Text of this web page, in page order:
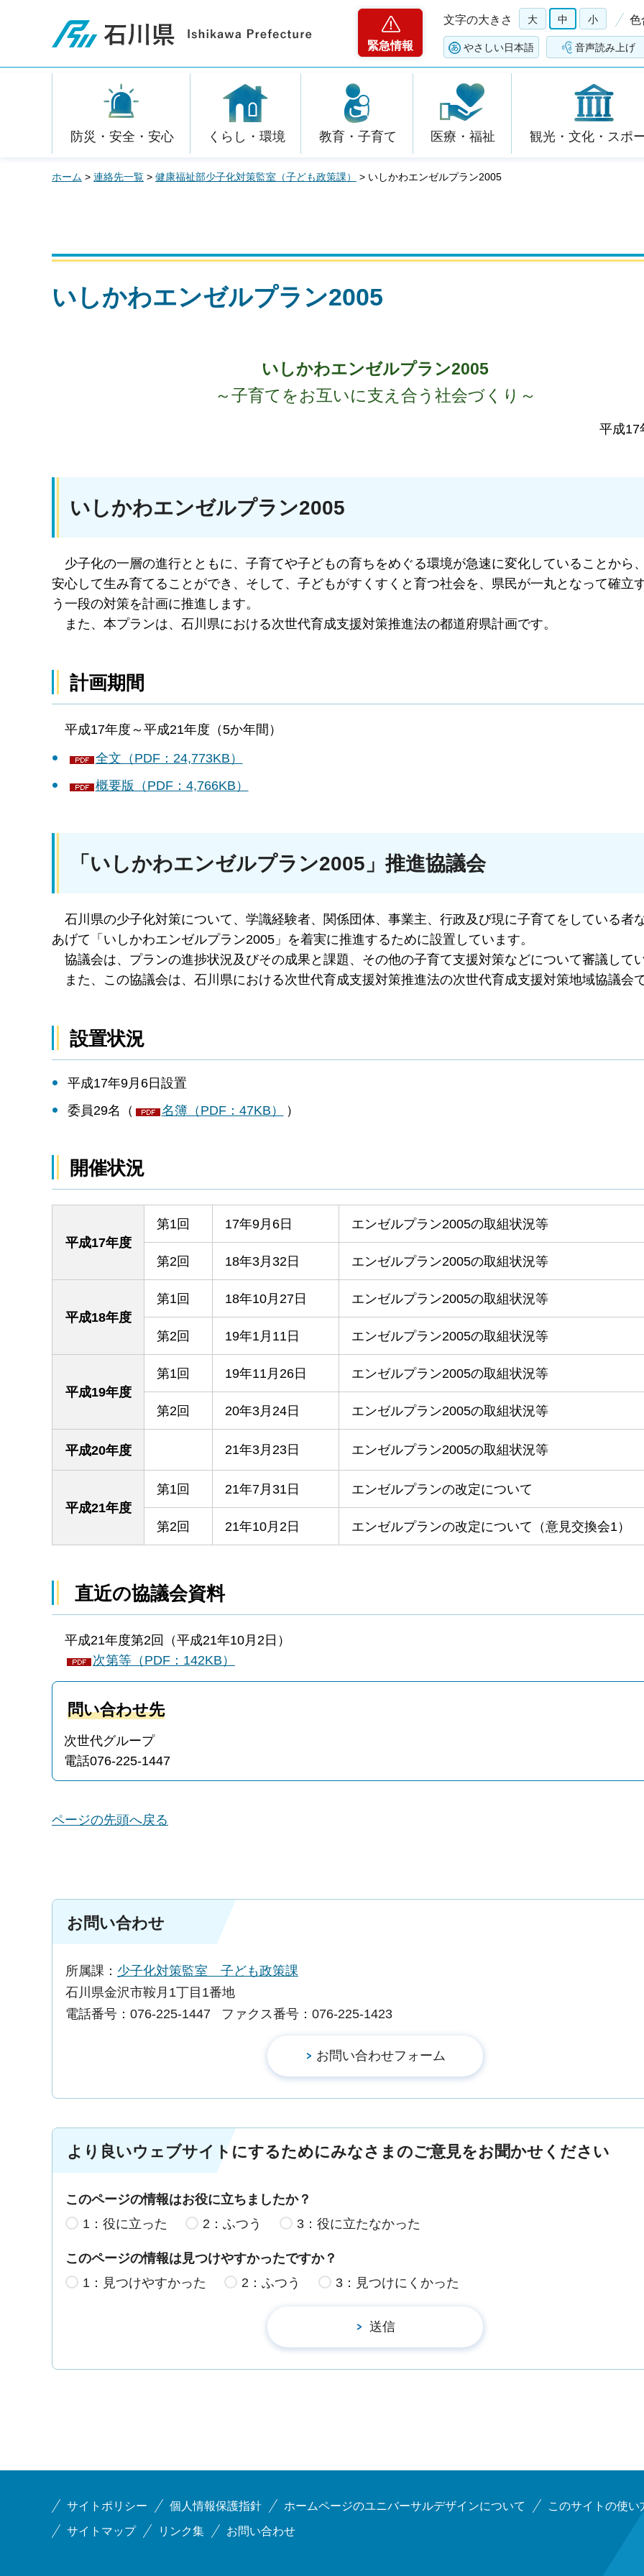
石川県
緊急情報
文字の大きさ 大 中 小 色
やさしい日本語 音声読み上げ
防災・安全・安心 くらし・環境 教育・子育て 医療・福祉 観光・文化・スポ
ホーム > 連絡先一覧 > 健康福祉部少子化対策監室（子ども政策課） > いしかわエンゼルプラン2005
いしかわエンゼルプラン2005
いしかわエンゼルプラン2005
～子育てをお互いに支え合う社会づくり～
平成17
いしかわエンゼルプラン2005
少子化の一層の進行とともに、子育てや子どもの育ちをめぐる環境が急速に変化していることから
安心して生み育てることができ、そして、子どもがすくすくと育つ社会を、県民が一丸となって確立
う一段の対策を計画に推進します。
ま た、本プランは、石川県における次世代育成支援対策推進法の都道府県計画です。
計画期間
平成17年度～平成21年度（5か年間）
全文（PDF：24,773KB）
概要版（PDF：4,766KB）
「いしかわエンゼルプラン2005」推進協議会
石川県の少子化対策について、学識経験者、関係団体、事業主、行政及び現に子育てをしている者
あげて「いしかわエンゼルプラン2005」を着実に推進するために設置しています。
協議会は、プランの進捗状況及びその成果と課題、その他の子育て支援対策などについて審議して
ま た、この協議会は、石川県における次世代育成支援対策推進法の次世代育成支援対策地域協議会
設置状況
平成17年9月6日設置
委員29名（
名簿（PDF：47KB） ）
開催状況
平成17年度
第1回 17年9月6日 エンゼルプラン2005の取組状況等
第2回 18年3月32日 エンゼルプラン2005の取組状況等
平成18年度
第1回 18年10月27日 エンゼルプラン2005の取組状況等
第2回 19年1月11日 エンゼルプラン2005の取組状況等
平成19年度
第1回 19年11月26日 エンゼルプラン2005の取組状況等
第2回 20年3月24日 エンゼルプラン2005の取組状況等
平成20年度 21年3月23日 エンゼルプラン2005の取組状況等
平成21年度
第1回 21年7月31日 エンゼルプランの改定について
第2回 21年10月2日 エンゼルプランの改定について（意見交換会1）
直近の協議会資料
平成21年度第2回（平成21年10月2日）
次第等（PDF：142KB）
問い合わせ先
次世代グループ
電話076-225-1447
ページの先頭へ戻る
お問い合わせ
所属課： 少子化対策監室 子ども政策課
石川県金沢市鞍月1丁目1番地
電話番号：076-225-1447
ファクス番号：076-225-1423
より良いウェブサイトにするためにみなさまのご意見をお聞かせください
このページの情報はお役に立ちましたか？
1：役に立った
2：ふつう 3：役に立たなかった
このページの情報は見つけやすかったですか？
1：見つけやすかった
2：ふつう 3：見つけにくかった
サイトポリシー 個人情報保護指針 ホームページのユニバーサルデザインについて このサイトの使い
サイトマップ リンク集 お問い合わせ